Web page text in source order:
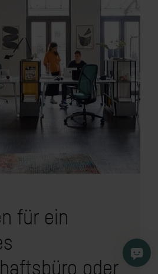
für ein
oder